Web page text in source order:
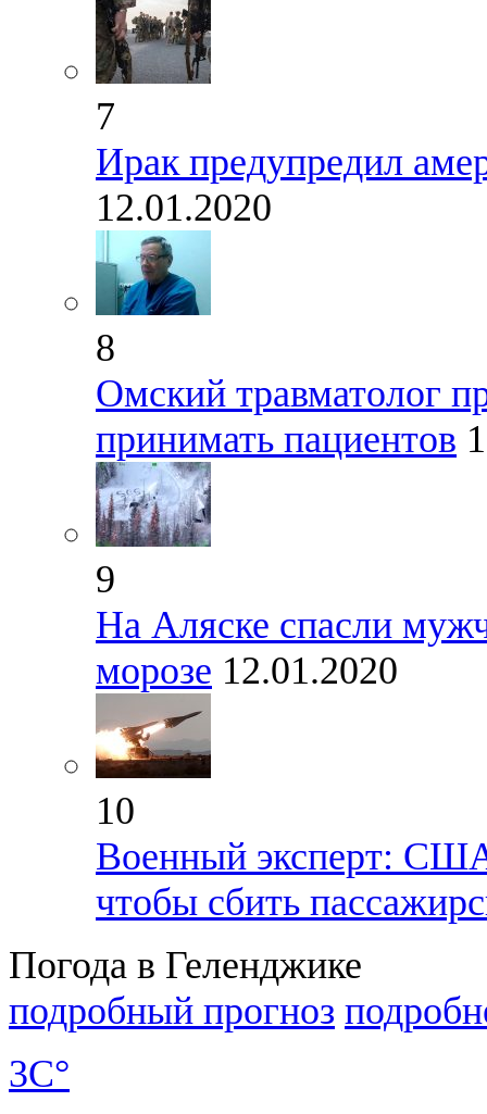
7
Ирак предупредил
12.01.2020
8
Омский травматолог
принимать пациентов
9
На Аляске спасли
морозе 12.01.2020
10
Военный эксперт:
чтобы сбить
Погода в Геленджике
подробный прогноз
3C°